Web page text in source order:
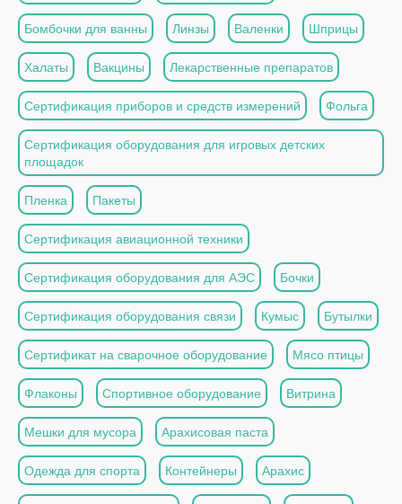
Бомбочки для ванны Линзы Валенки Шприцы
Халаты Вакцины Лекарственные препаратов
Сертификация приборов и средств измерений Фольга
Сертификация оборудования для игровых детских
площадок
Пленка Пакеты
Сертификация авиационной техники
Сертификация оборудования для АЭС Бочки
Сертификация оборудования связи Кумыс Бутылки
Сертификат на сварочное оборудование Мясо птицы
Флаконы Спортивное оборудование Витрина
Мешки для мусора Арахисовая паста
Одежда для спорта Контейнеры Арахис